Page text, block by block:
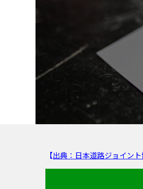
【出典：日本道路ジョイン